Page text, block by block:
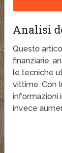
Analisi
Questo
finanziarie,
le tecniche
vittime. Con
informazioni
invece